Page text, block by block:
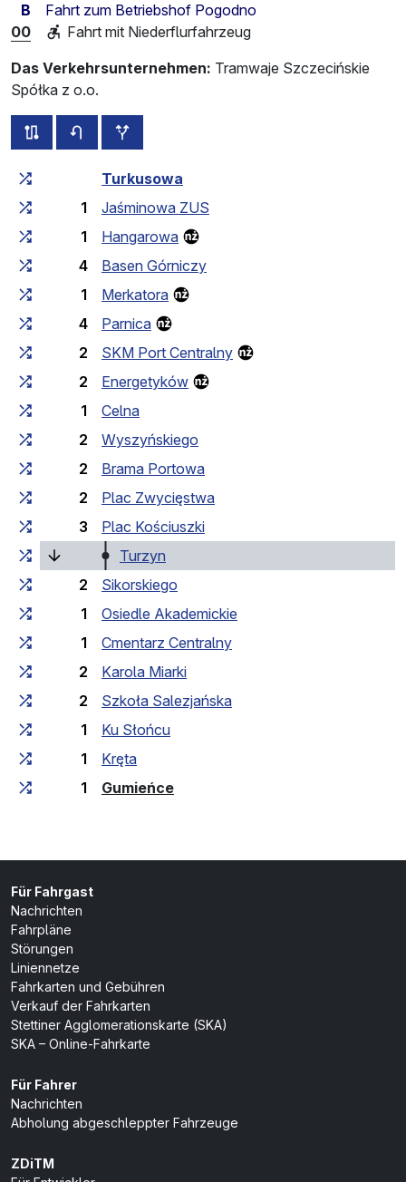
B
Fahrt zum Betriebshof Pogodno
00
Fahrt mit Niederflurfahrzeug
Das Verkehrsunternehmen: Tramwaje Szczecińskie
Spółka z o.o.
alle Strecken dieser Linie
Fahrplan für die Gegenrichtung
Fahrtzeit zunehmend
Turkusowa
1
Jaśminowa ZUS
1
Hangarowa
4
Basen Górniczy
1
Merkatora
4
Parnica
2
SKM Port Centralny
2
Energetyków
1
Celna
2
Wyszyńskiego
2
Brama Portowa
2
Plac Zwycięstwa
3
Plac Kościuszki
Turzyn
2
Sikorskiego
1
Osiedle Akademickie
1
Cmentarz Centralny
2
Karola Miarki
2
Szkoła Salezjańska
1
Ku Słońcu
1
Kręta
1
Gumieńce(Endhaltestelle)
Für Fahrgast
Nachrichten
Fahrpläne
Störungen
Liniennetze
Fahrkarten und Gebühren
Verkauf der Fahrkarten
Stettiner Agglomerationskarte (SKA)
SKA – Online-Fahrkarte
Für Fahrer
Nachrichten
Abholung abgeschleppter Fahrzeuge
ZDiTM